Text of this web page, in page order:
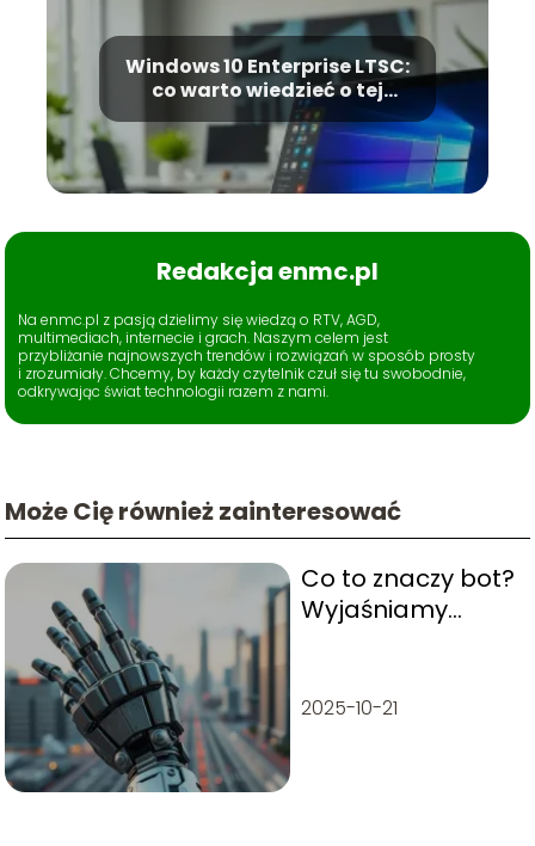
Windows 10 Enterprise LTSC:
co warto wiedzieć o tej
wersji?
Redakcja enmc.pl
Na enmc.pl z pasją dzielimy się wiedzą o RTV, AGD,
multimediach, internecie i grach. Naszym celem jest
przybliżanie najnowszych trendów i rozwiązań w sposób prosty
i zrozumiały. Chcemy, by każdy czytelnik czuł się tu swobodnie,
odkrywając świat technologii razem z nami.
Może Cię również zainteresować
Co to znaczy bot?
Wyjaśniamy
2025-10-21